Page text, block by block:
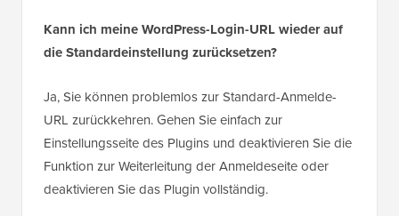
Kann ich meine WordPress-Login-URL wieder auf
die Standardeinstellung zurücksetzen?
Ja, Sie können problemlos zur Standard-Anmelde-
URL zurückkehren. Gehen Sie einfach zur
Einstellungsseite des Plugins und deaktivieren Sie die
Funktion zur Weiterleitung der Anmeldeseite oder
deaktivieren Sie das Plugin vollständig.